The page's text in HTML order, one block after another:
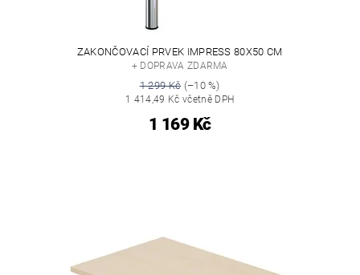
ZAKONČOVACÍ PRVEK IMPRESS 80X50 CM
+ DOPRAVA ZDARMA
1 299 Kč(–10 %)
1 414,49 Kč včetně DPH
1 169 Kč